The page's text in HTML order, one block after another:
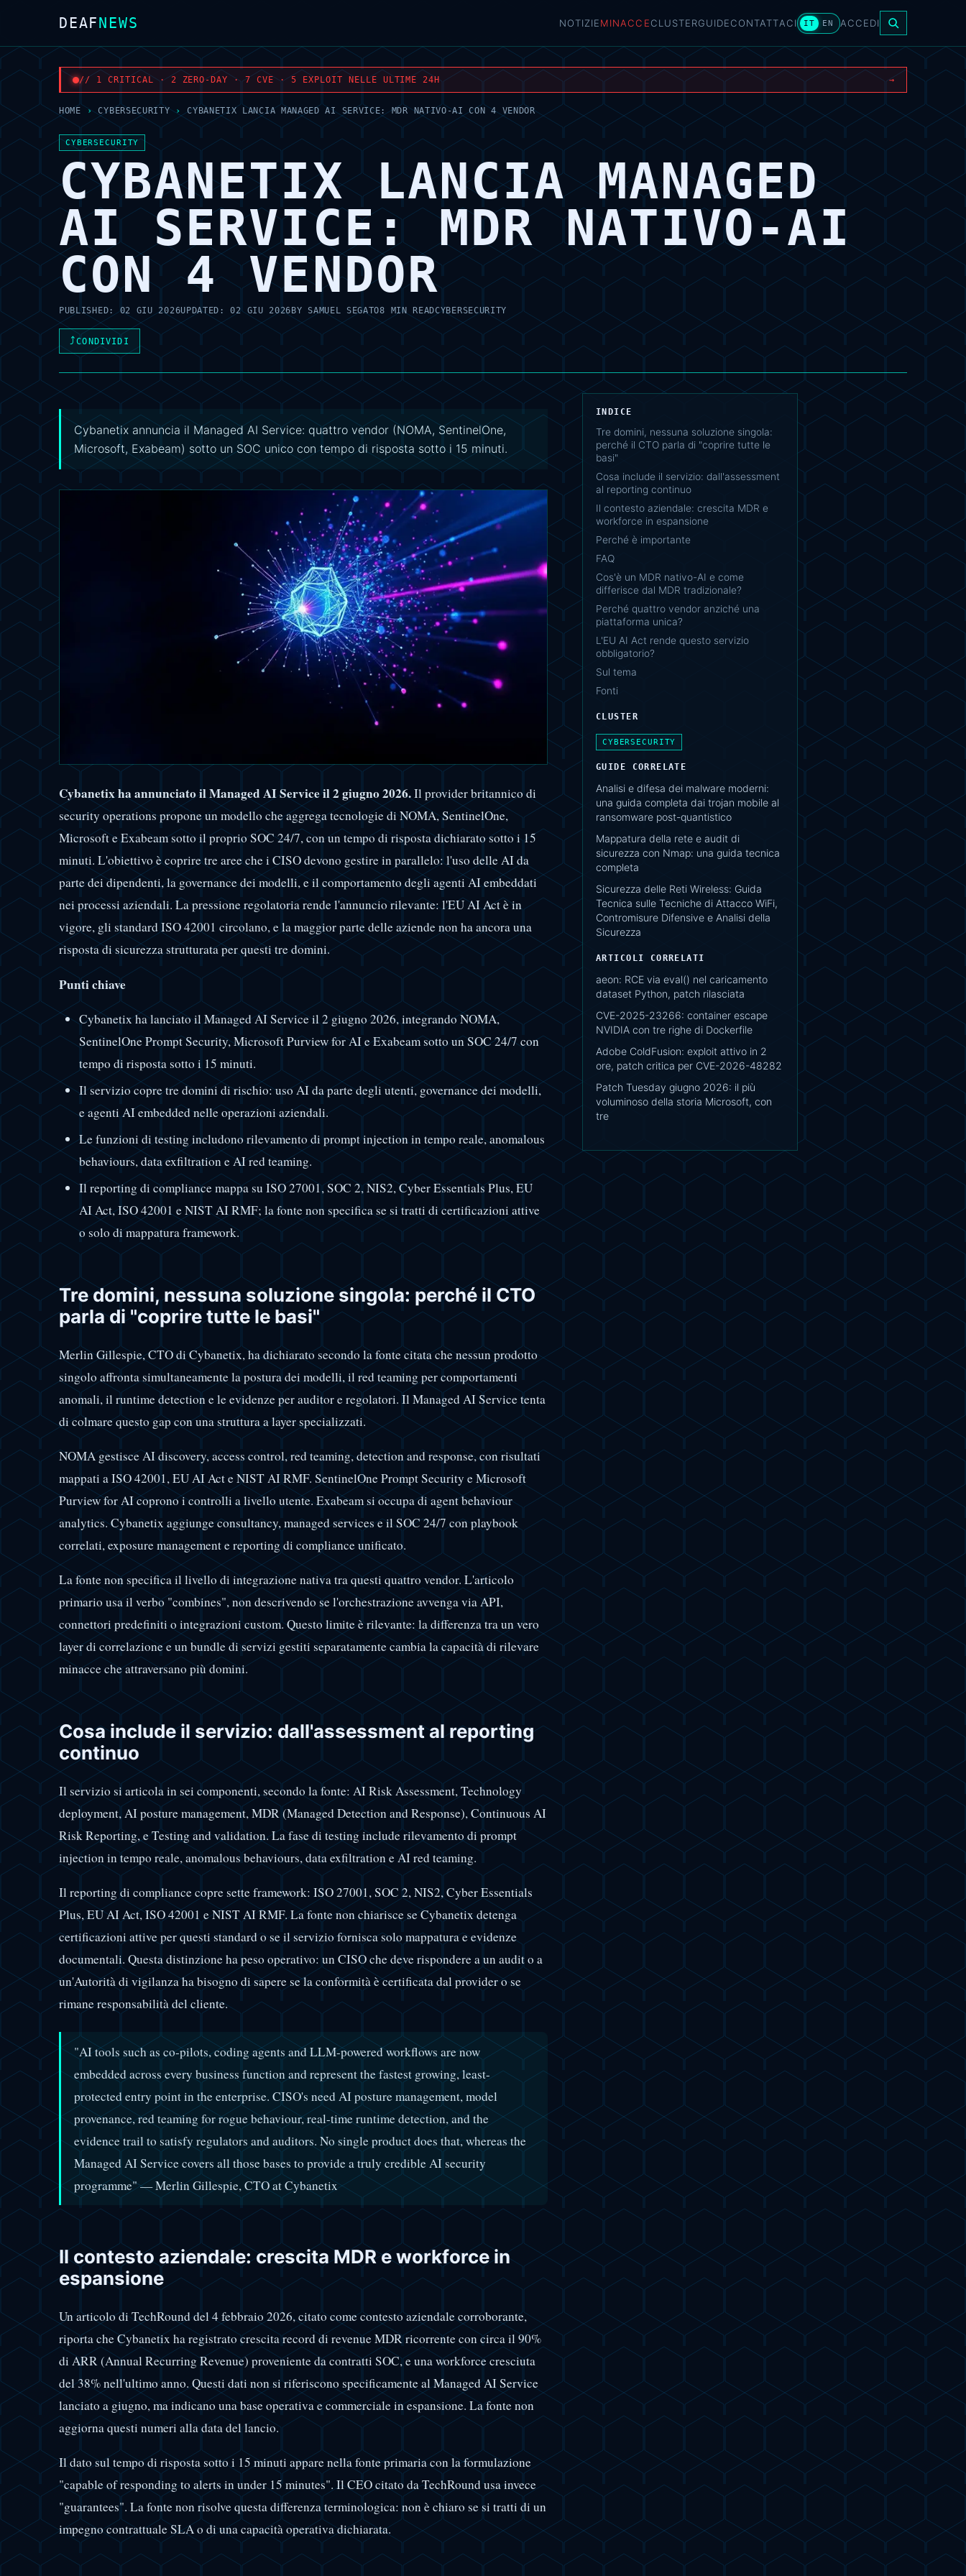
DEAFNEWS NOTIZIEMINACCECLUSTERGUIDECONTATTACI IT EN ACCEDI
// 1 CRITICAL · 2 ZERO-DAY · 7 CVE · 5 EXPLOIT NELLE ULTIME 24H →
HOME › CYBERSECURITY › CYBANETIX LANCIA MANAGED AI SERVICE: MDR NATIVO-AI CON 4 VENDOR
CYBERSECURITY
CYBANETIX LANCIA MANAGED
AI SERVICE: MDR NATIVO-AI
CON 4 VENDOR
PUBLISHED:02 GIU 2026UPDATED:02 GIU 2026 BY SAMUEL SEGATO8 MIN READCYBERSECURITY
⤴CONDIVIDI
Cybanetix annuncia il Managed AI Service: quattro vendor (NOMA, SentinelOne,
Microsoft, Exabeam) sotto un SOC unico con tempo di risposta sotto i 15 minuti.
Cybanetix ha annunciato il Managed AI Service il 2 giugno 2026.Il provider britannico di
security operations propone un modello che aggrega tecnologie di NOMA, SentinelOne,
Microsoft e Exabeam sotto il proprio SOC 24/7, con un tempo di risposta dichiarato sotto i 15
minuti. L'obiettivo è coprire tre aree che i CISO devono gestire in parallelo: l'uso delle AI da
parte dei dipendenti, la governance dei modelli, e il comportamento degli agenti AI embeddati
nei processi aziendali. La pressione regolatoria rende l'annuncio rilevante: l'EU AI Act è in
vigore, gli standard ISO 42001 circolano, e la maggior parte delle aziende non ha ancora una
risposta di sicurezza strutturata per questi tre domini.
Punti chiave
Cybanetix ha lanciato il Managed AI Service il 2 giugno 2026, integrando NOMA,
SentinelOne Prompt Security, Microsoft Purview for AI e Exabeam sotto un SOC 24/7 con
tempo di risposta sotto i 15 minuti.
Il servizio copre tre domini di rischio: uso AI da parte degli utenti, governance dei modelli,
e agenti AI embedded nelle operazioni aziendali.
Le funzioni di testing includono rilevamento di prompt injection in tempo reale, anomalous
behaviours, data exfiltration e AI red teaming.
Il reporting di compliance mappa su ISO 27001, SOC 2, NIS2, Cyber Essentials Plus, EU
AI Act, ISO 42001 e NIST AI RMF; la fonte non specifica se si tratti di certificazioni attive
o solo di mappatura framework.
Tre domini, nessuna soluzione singola: perché il CTO
parla di "coprire tutte le basi"
Merlin Gillespie, CTO di Cybanetix, ha dichiarato secondo la fonte citata che nessun prodotto
singolo affronta simultaneamente la postura dei modelli, il red teaming per comportamenti
anomali, il runtime detection e le evidenze per auditor e regolatori. Il Managed AI Service tenta
di colmare questo gap con una struttura a layer specializzati.
NOMA gestisce AI discovery, access control, red teaming, detection and response, con risultati
mappati a ISO 42001, EU AI Act e NIST AI RMF. SentinelOne Prompt Security e Microsoft
Purview for AI coprono i controlli a livello utente. Exabeam si occupa di agent behaviour
analytics. Cybanetix aggiunge consultancy, managed services e il SOC 24/7 con playbook
correlati, exposure management e reporting di compliance unificato.
La fonte non specifica il livello di integrazione nativa tra questi quattro vendor. L'articolo
primario usa il verbo "combines", non descrivendo se l'orchestrazione avvenga via API,
connettori predefiniti o integrazioni custom. Questo limite è rilevante: la differenza tra un vero
layer di correlazione e un bundle di servizi gestiti separatamente cambia la capacità di rilevare
minacce che attraversano più domini.
Cosa include il servizio: dall'assessment al reporting
continuo
Il servizio si articola in sei componenti, secondo la fonte: AI Risk Assessment, Technology
deployment, AI posture management, MDR (Managed Detection and Response), Continuous AI
Risk Reporting, e Testing and validation. La fase di testing include rilevamento di prompt
injection in tempo reale, anomalous behaviours, data exfiltration e AI red teaming.
Il reporting di compliance copre sette framework: ISO 27001, SOC 2, NIS2, Cyber Essentials
Plus, EU AI Act, ISO 42001 e NIST AI RMF. La fonte non chiarisce se Cybanetix detenga
certificazioni attive per questi standard o se il servizio fornisca solo mappatura e evidenze
documentali. Questa distinzione ha peso operativo: un CISO che deve rispondere a un audit o a
un'Autorità di vigilanza ha bisogno di sapere se la conformità è certificata dal provider o se
rimane responsabilità del cliente.
"AI tools such as co-pilots, coding agents and LLM-powered workflows are now
embedded across every business function and represent the fastest growing, least-
protected entry point in the enterprise. CISO's need AI posture management, model
provenance, red teaming for rogue behaviour, real-time runtime detection, and the
evidence trail to satisfy regulators and auditors. No single product does that, whereas the
Managed AI Service covers all those bases to provide a truly credible AI security
programme" — Merlin Gillespie, CTO at Cybanetix
Il contesto aziendale: crescita MDR e workforce in
espansione
Un articolo di TechRound del 4 febbraio 2026, citato come contesto aziendale corroborante,
riporta che Cybanetix ha registrato crescita record di revenue MDR ricorrente con circa il 90%
di ARR (Annual Recurring Revenue) proveniente da contratti SOC, e una workforce cresciuta
del 38% nell'ultimo anno. Questi dati non si riferiscono specificamente al Managed AI Service
lanciato a giugno, ma indicano una base operativa e commerciale in espansione. La fonte non
aggiorna questi numeri alla data del lancio.
Il dato sul tempo di risposta sotto i 15 minuti appare nella fonte primaria con la formulazione
"capable of responding to alerts in under 15 minutes". Il CEO citato da TechRound usa invece
"guarantees". La fonte non risolve questa differenza terminologica: non è chiaro se si tratti di un
impegno contrattuale SLA o di una capacità operativa dichiarata.
INDICE
Tre domini, nessuna soluzione singola:
perché il CTO parla di "coprire tutte le
basi"
Cosa include il servizio: dall'assessment
al reporting continuo
Il contesto aziendale: crescita MDR e
workforce in espansione
Perché è importante
FAQ
Cos'è un MDR nativo-AI e come
differisce dal MDR tradizionale?
Perché quattro vendor anziché una
piattaforma unica?
L'EU AI Act rende questo servizio
obbligatorio?
Sul tema
Fonti
CLUSTER
CYBERSECURITY
GUIDE CORRELATE
Analisi e difesa dei malware moderni:
una guida completa dai trojan mobile al
ransomware post-quantistico
Mappatura della rete e audit di
sicurezza con Nmap: una guida tecnica
completa
Sicurezza delle Reti Wireless: Guida
Tecnica sulle Tecniche di Attacco WiFi,
Contromisure Difensive e Analisi della
Sicurezza
ARTICOLI CORRELATI
aeon: RCE via eval() nel caricamento
dataset Python, patch rilasciata
CVE-2025-23266: container escape
NVIDIA con tre righe di Dockerfile
Adobe ColdFusion: exploit attivo in 2
ore, patch critica per CVE-2026-48282
Patch Tuesday giugno 2026: il più
voluminoso della storia Microsoft, con
tre